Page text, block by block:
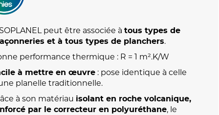
peut être associée à tous types de
et à tous types de planchers.
performance thermique : R = 1 m².K/W
à mettre en œuvre : pose identique à celle
planelle traditionnelle.
à son matériau isolant en roche volcanique,
par le correcteur en polyuréthane, le